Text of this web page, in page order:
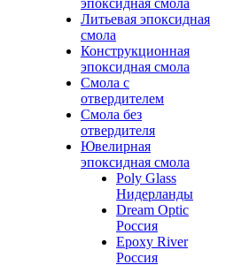
эпоксидная смола
Литьевая эпоксидная
смола
Конструкционная
эпоксидная смола
Смола с
отвердителем
Смола без
отвердителя
Ювелирная
эпоксидная смола
Poly Glass
Нидерланды
Dream Optic
Россия
Epoxy River
Россия